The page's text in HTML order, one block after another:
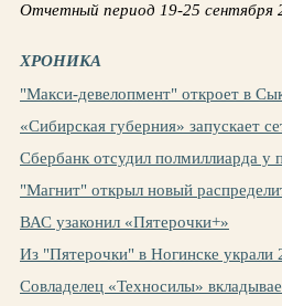
Отчетный период 19-25 сентября
ХРОНИКА
"Макси-девелопмент" откроет в
«Сибирская губерния» запускает
Сбербанк отсудил полмиллиарда у
"Магнит" открыл новый
ВАС узаконил «Пятерочки+»
Из "Пятерочки" в Ногинске украли
Совладелец «Техносилы»